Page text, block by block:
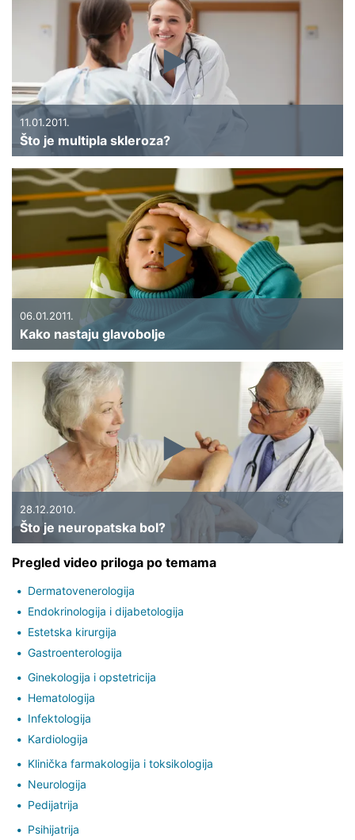
11.01.2011.
Što je multipla skleroza?
06.01.2011.
Kako nastaju glavobolje
28.12.2010.
Što je neuropatska bol?
Pregled video priloga po temama
Dermatovenerologija
Endokrinologija i dijabetologija
Estetska kirurgija
Gastroenterologija
Ginekologija i opstetricija
Hematologija
Infektologija
Kardiologija
Klinička farmakologija i toksikologija
Neurologija
Pedijatrija
Psihijatrija